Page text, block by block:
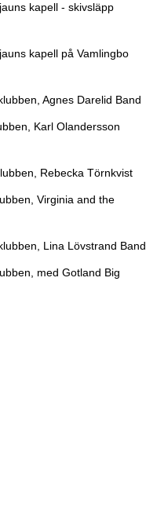
kapell - skivsläpp
kapell på Vamlingbo
Agnes Darelid Band
Karl Olandersson
Rebecka Törnkvist
Virginia and the
Lina Lövstrand Band
med Gotland Big